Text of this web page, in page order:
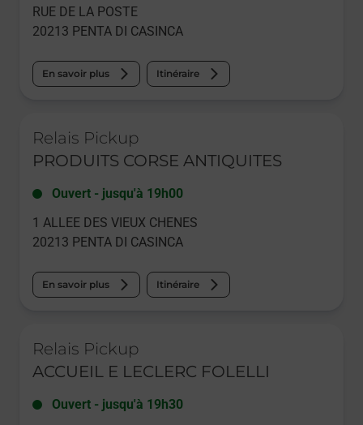
RUE DE LA POSTE
20213 PENTA DI CASINCA
En savoir plus Itinéraire
Relais Pickup
PRODUITS CORSE ANTIQUITES
Ouvert - jusqu'à 19h00
1 ALLEE DES VIEUX CHENES
20213 PENTA DI CASINCA
En savoir plus Itinéraire
Relais Pickup
ACCUEIL E LECLERC FOLELLI
Ouvert - jusqu'à 19h30